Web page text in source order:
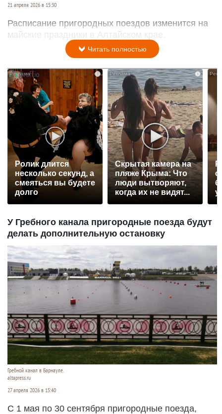
21 апреля 2026 в 15:30
Расписание пригородных поездов изменится на
майские праздники в Алтайском крае.
Читать полностью
Ролик длится
несколько секунд, а
смеяться вы будете
долго
i
Скрытая камера на
пляже Крыма: Что
люди вытворяют,
когда их не видят...
У Гребного канала пригородные поезда будут
делать дополнительную остановку
Гребной канал в Барнауле.
altapress.ru
27 апреля 2026 в 15:40
С 1 мая по 30 сентября пригородные поезда,